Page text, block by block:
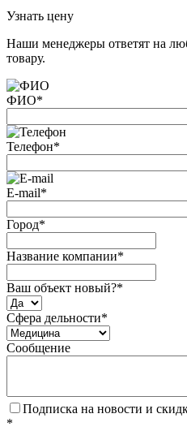
Узнать цену
Наши менеджеры ответят на
товару.
ФИО*
Телефон*
E-mail*
Город*
Название компании*
Ваш объект новый?*
Сфера дельности*
Сообщение
Подписка на новости и
*